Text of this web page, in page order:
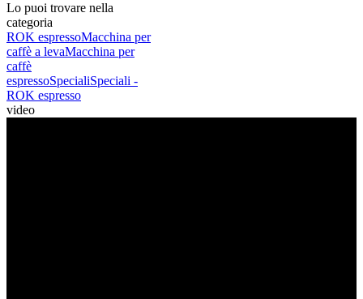
Lo puoi trovare nella
categoria
ROK espressoMacchina per
caffè a levaMacchina per
caffè
espressoSpecialiSpeciali -
ROK espresso
video